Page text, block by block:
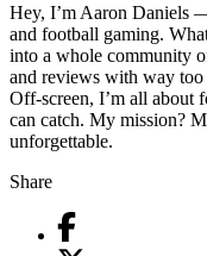
Hey, I’m Aaron Daniels
and football gaming.
into a whole community
and reviews with way too
Off-screen, I’m all about
can catch. My mission?
unforgettable.
Share